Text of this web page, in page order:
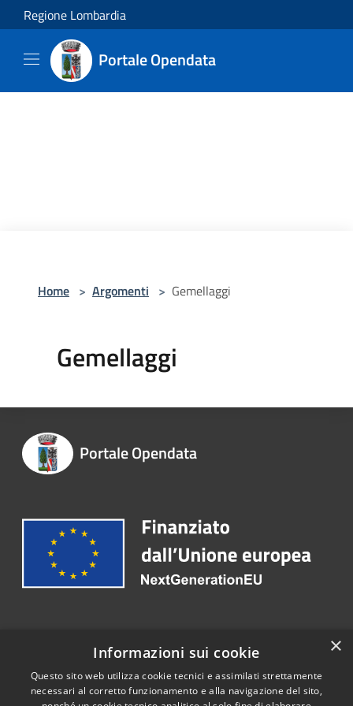
Salta al contenuto principale
Regione Lombardia
Portale Opendata
Home > Argomenti > Gemellaggi
Gemellaggi
Portale Opendata
Recapiti e contatti
Email: info@comune.trenzano.bs.it
×
Informazioni sui cookie
Questo sito web utilizza cookie tecnici e assimilati strettamente
necessari al corretto funzionamento e alla navigazione del sito,